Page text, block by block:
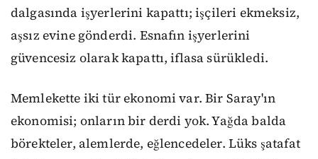
dalgasında işyerlerini kapattı; işçileri ekmeksiz,
aşsız evine gönderdi. Esnafın işyerlerini
güvencesiz olarak kapattı, iflasa sürükledi.
Memlekette iki tür ekonomi var. Bir Saray'ın
ekonomisi; onların bir derdi yok. Yağda balda
börekteler, alemlerde, eğlencedeler. Lüks şatafat